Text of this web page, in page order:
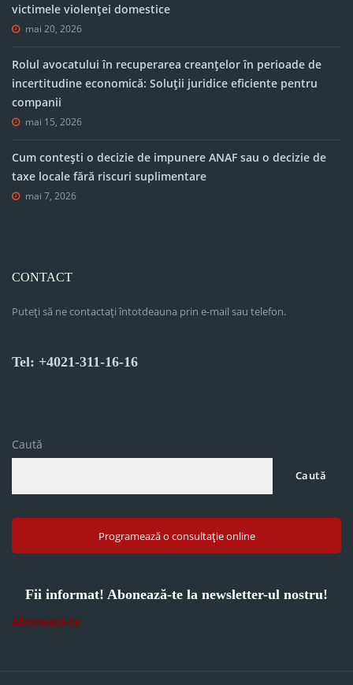
victimele violenței domestice
mai 20, 2026
Rolul avocatului în recuperarea creanțelor în perioade de
incertitudine economică: Soluții juridice eficiente pentru
companii
mai 15, 2026
Cum contești o decizie de impunere ANAF sau o decizie de
taxe locale fără riscuri suplimentare
mai 7, 2026
CONTACT
Puteți să ne contactați întotdeauna prin e-mail sau telefon.
Tel: +4021-311-16-16
Caută
Caută
Programează o consultație online
Fii informat! Abonează-te la newsletter-ul nostru!
Abonează-te